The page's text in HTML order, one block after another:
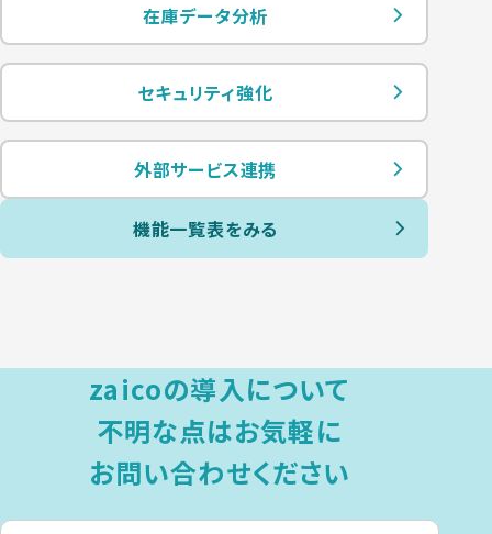
在庫データ分析
セキュリティ強化
外部サービス連携
機能一覧表をみる
zaicoの導入について
不明な点はお気軽に
お問い合わせください